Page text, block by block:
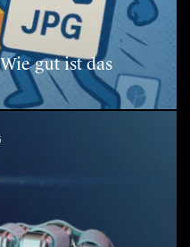
gut ist das